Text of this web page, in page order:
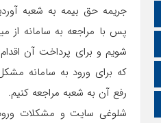
اینستاگرام
زبان انگلیسی
زبان عربی
جریمه حق بیمه به شعبه
پس با مراجعه به سامانه از
شویم و برای پرداخت آن
که برای ورود به سامانه
رفع آن به شعبه مراجعه کنیم.
شلوغی سایت و مشکلات